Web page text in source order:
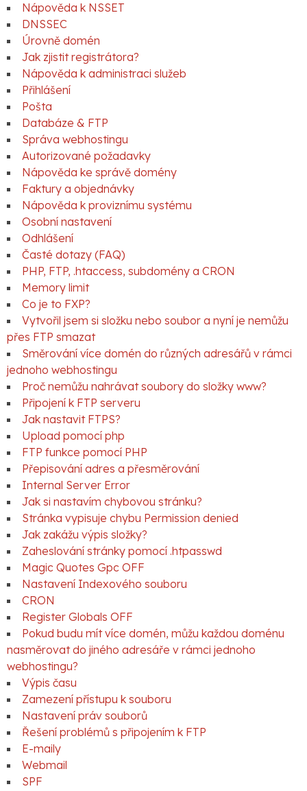
Nápověda k NSSET
DNSSEC
Úrovně domén
Jak zjistit registrátora?
Nápověda k administraci služeb
Přihlášení
Pošta
Databáze & FTP
Správa webhostingu
Autorizované požadavky
Nápověda ke správě domény
Faktury a objednávky
Nápověda k proviznímu systému
Osobní nastavení
Odhlášení
Časté dotazy (FAQ)
PHP, FTP, .htaccess, subdomény a CRON
Memory limit
Co je to FXP?
Vytvořil jsem si složku nebo soubor a nyní je nemůžu
přes FTP smazat
Směrování více domén do různých adresářů v rámci
jednoho webhostingu
Proč nemůžu nahrávat soubory do složky www?
Připojení k FTP serveru
Jak nastavit FTPS?
Upload pomocí php
FTP funkce pomocí PHP
Přepisování adres a přesměrování
Internal Server Error
Jak si nastavím chybovou stránku?
Stránka vypisuje chybu Permission denied
Jak zakážu výpis složky?
Zaheslování stránky pomocí .htpasswd
Magic Quotes Gpc OFF
Nastavení Indexového souboru
CRON
Register Globals OFF
Pokud budu mít více domén, můžu každou doménu
nasměrovat do jiného adresáře v rámci jednoho
webhostingu?
Výpis času
Zamezení přístupu k souboru
Nastavení práv souborů
Řešení problémů s připojením k FTP
E-maily
Webmail
SPF